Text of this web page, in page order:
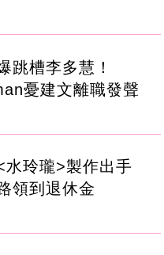
跳槽李多慧！
憂建文離職發聲
水玲瓏>製作出手
領到退休金